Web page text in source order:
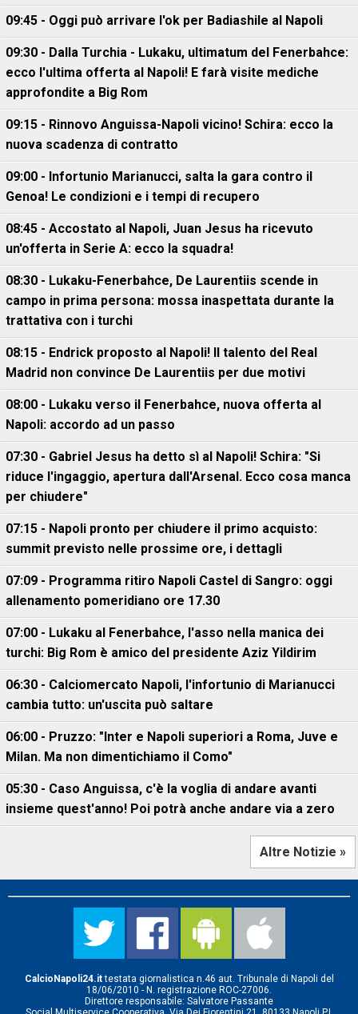
09:45 - Oggi può arrivare l'ok per Badiashile al Napoli
09:30 - Dalla Turchia - Lukaku, ultimatum del Fenerbahce:
ecco l'ultima offerta al Napoli! E farà visite mediche
approfondite a Big Rom
09:15 - Rinnovo Anguissa-Napoli vicino! Schira: ecco la
nuova scadenza di contratto
09:00 - Infortunio Marianucci, salta la gara contro il
Genoa! Le condizioni e i tempi di recupero
08:45 - Accostato al Napoli, Juan Jesus ha ricevuto
un'offerta in Serie A: ecco la squadra!
08:30 - Lukaku-Fenerbahce, De Laurentiis scende in
campo in prima persona: mossa inaspettata durante la
trattativa con i turchi
08:15 - Endrick proposto al Napoli! Il talento del Real
Madrid non convince De Laurentiis per due motivi
08:00 - Lukaku verso il Fenerbahce, nuova offerta al
Napoli: accordo ad un passo
07:30 - Gabriel Jesus ha detto sì al Napoli! Schira: "Si
riduce l'ingaggio, apertura dall'Arsenal. Ecco cosa manca
per chiudere"
07:15 - Napoli pronto per chiudere il primo acquisto:
summit previsto nelle prossime ore, i dettagli
07:09 - Programma ritiro Napoli Castel di Sangro: oggi
allenamento pomeridiano ore 17.30
07:00 - Lukaku al Fenerbahce, l'asso nella manica dei
turchi: Big Rom è amico del presidente Aziz Yildirim
06:30 - Calciomercato Napoli, l'infortunio di Marianucci
cambia tutto: un'uscita può saltare
06:00 - Pruzzo: "Inter e Napoli superiori a Roma, Juve e
Milan. Ma non dimentichiamo il Como"
05:30 - Caso Anguissa, c'è la voglia di andare avanti
insieme quest'anno! Poi potrà anche andare via a zero
Altre Notizie »
CalcioNapoli24.ittestata giornalistica n.46 aut. Tribunale di Napoli del
18/06/2010 - N. registrazione ROC-27006.
Direttore responsabile: Salvatore Passante